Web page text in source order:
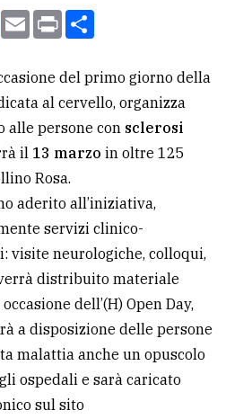
Telegram
EmailPrint
del primo giorno della
al cervello, organizza
alle persone con sclerosi
il 13 marzo in oltre 125
Rosa.
aderito all’iniziativa,
servizi clinico-
visite neurologiche, colloqui,
distribuito materiale
dell’(H) Open Day,
a disposizione delle persone
malattia anche un opuscolo
ospedali e sarà caricato
sul sito